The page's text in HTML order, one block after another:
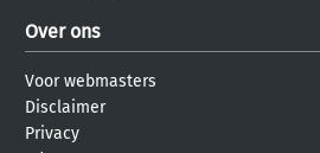
Over ons
Voor webmasters
Disclaimer
Privacy